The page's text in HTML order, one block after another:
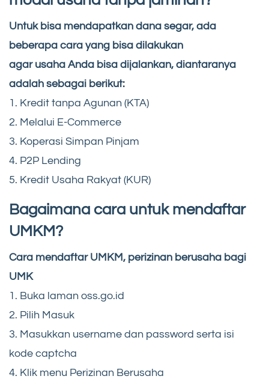
Untuk bisa mendapatkan dana segar, ada
beberapa cara yang bisa dilakukan
agar usaha Anda bisa dijalankan, diantaranya
adalah sebagai berikut:
1. Kredit tanpa Agunan (KTA)
2. Melalui E-Commerce
3. Koperasi Simpan Pinjam
4. P2P Lending
5. Kredit Usaha Rakyat (KUR)
Bagaimana cara untuk mendaftar
UMKM?
Cara mendaftar UMKM, perizinan berusaha bagi
UMK
1. Buka laman oss.go.id
2. Pilih Masuk
3. Masukkan username dan password serta isi
kode captcha
4. Klik menu Perizinan Berusaha